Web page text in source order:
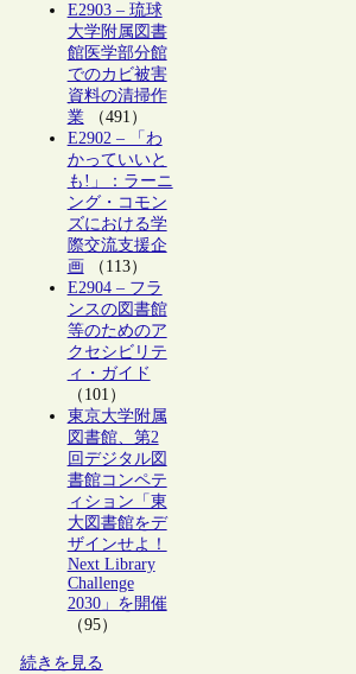
E2903 – 琉球
大学附属図書
館医学部分館
でのカビ被害
資料の清掃作
業（491）
E2902 – 「わ
かっていいと
も!」：ラーニ
ング・コモン
ズにおける学
際交流支援企
画 （113）
E2904 – フラ
ンスの図書館
等のためのア
クセシビリテ
ィ・ガイド
（101）
東京大学附属
図書館、第2
回デジタル図
書館コンペテ
ィション「東
大図書館をデ
ザインせよ！
Next Library
Challenge
2030」を開催
（95）
続きを見る